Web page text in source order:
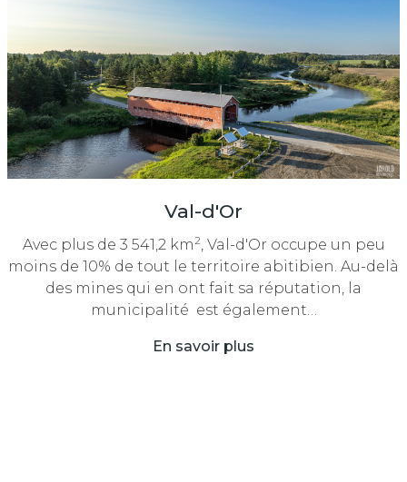
Val-d'Or
Avec plus de 3 541,2 km2 , Val-d'Or occupe un peu
moins de 10% de tout le territoire abitibien. Au-delà
des mines qui en ont fait sa réputation, la
municipalité est également…
En savoir plus